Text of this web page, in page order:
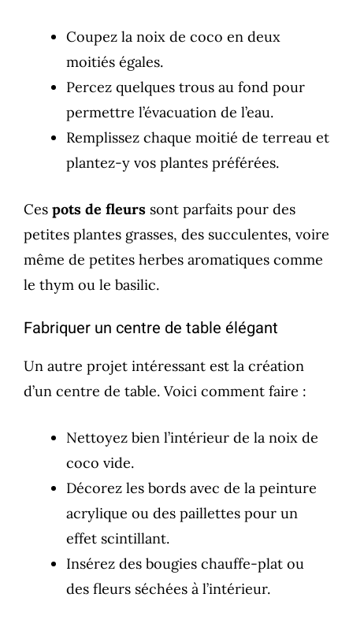
Coupez la noix de coco en deux
moitiés égales.
Percez quelques trous au fond pour
permettre l’évacuation de l’eau.
Remplissez chaque moitié de terreau et
plantez-y vos plantes préférées.
Ces pots de fleurs sont parfaits pour des
petites plantes grasses, des succulentes, voire
même de petites herbes aromatiques comme
le thym ou le basilic.
Fabriquer un centre de table élégant
Un autre projet intéressant est la création
d’un centre de table. Voici comment faire :
Nettoyez bien l’intérieur de la noix de
coco vide.
Décorez les bords avec de la peinture
acrylique ou des paillettes pour un
effet scintillant.
Insérez des bougies chauffe-plat ou
des fleurs séchées à l’intérieur.